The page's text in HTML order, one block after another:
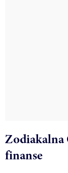
Zodiakalna
finanse